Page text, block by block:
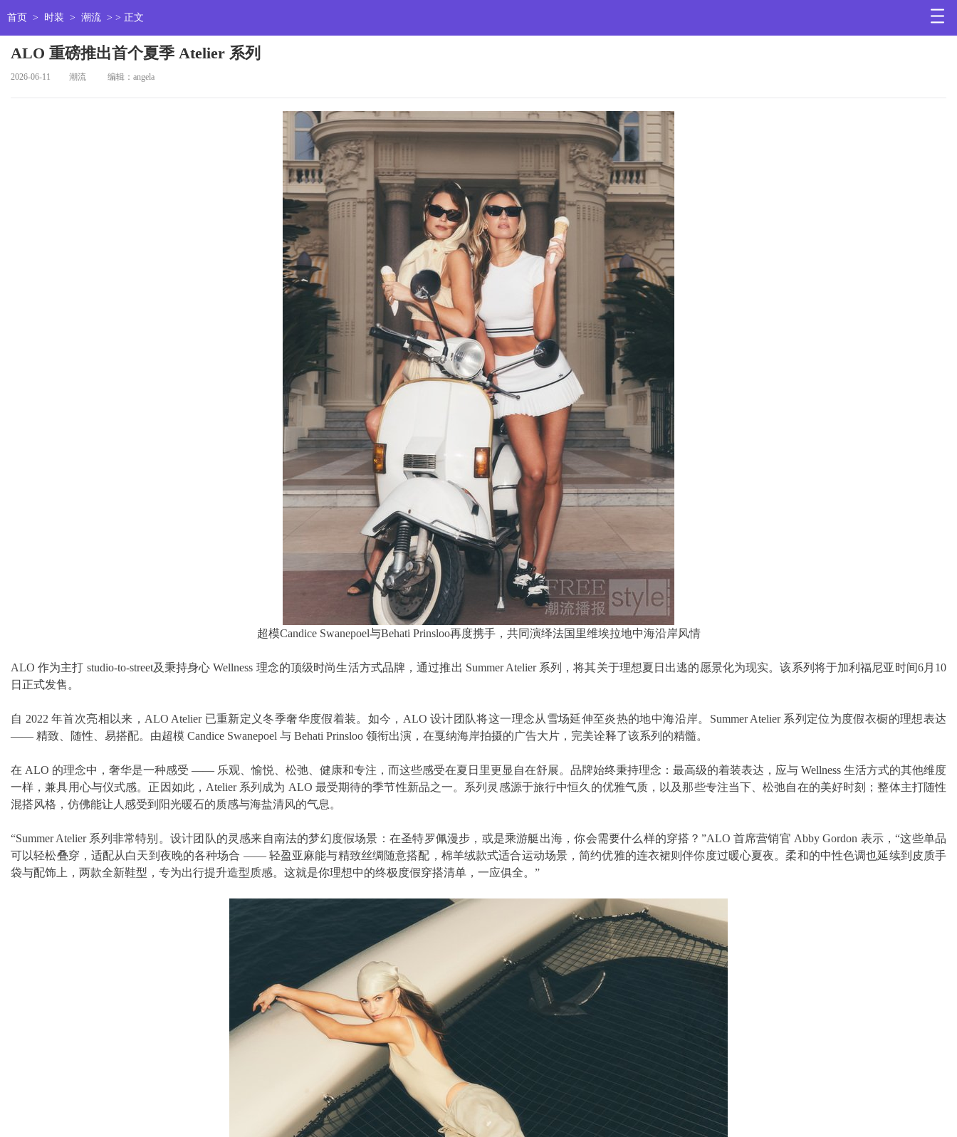
首页 > 时装 > 潮流 > > 正文
ALO 重磅推出首个夏季 Atelier 系列
2026-06-11 潮流 编辑：angela
超模Candice Swanepoel与Behati Prinsloo再度携手，共同演绎法国里维埃拉地中海沿岸风情
ALO 作为主打 studio-to-street及秉持身心 Wellness 理念的顶级时尚生活方式品牌，通过推出 Summer Atelier 系列，将其关于理想夏日出逃的愿景化为现实。该系列将于加利福尼亚时间6月10
日正式发售。
自 2022 年首次亮相以来，ALO Atelier 已重新定义冬季奢华度假着装。如今，ALO 设计团队将这一理念从雪场延伸至炎热的地中海沿岸。Summer Atelier 系列定位为度假衣橱的理想表达
—— 精致、随性、易搭配。由超模 Candice Swanepoel 与 Behati Prinsloo 领衔出演，在戛纳海岸拍摄的广告大片，完美诠释了该系列的精髓。
在 ALO 的理念中，奢华是一种感受 —— 乐观、愉悦、松弛、健康和专注，而这些感受在夏日里更显自在舒展。品牌始终秉持理念：最高级的着装表达，应与 Wellness 生活方式的其他维度
一样，兼具用心与仪式感。正因如此，Atelier 系列成为 ALO 最受期待的季节性新品之一。系列灵感源于旅行中恒久的优雅气质，以及那些专注当下、松弛自在的美好时刻；整体主打随性
混搭风格，仿佛能让人感受到阳光暖石的质感与海盐清风的气息。
“Summer Atelier 系列非常特别。设计团队的灵感来自南法的梦幻度假场景：在圣特罗佩漫步，或是乘游艇出海，你会需要什么样的穿搭？”ALO 首席营销官 Abby Gordon 表示，“这些单品
可以轻松叠穿，适配从白天到夜晚的各种场合 —— 轻盈亚麻能与精致丝绸随意搭配，棉羊绒款式适合运动场景，简约优雅的连衣裙则伴你度过暖心夏夜。柔和的中性色调也延续到皮质手
袋与配饰上，两款全新鞋型，专为出行提升造型质感。这就是你理想中的终极度假穿搭清单，一应俱全。”